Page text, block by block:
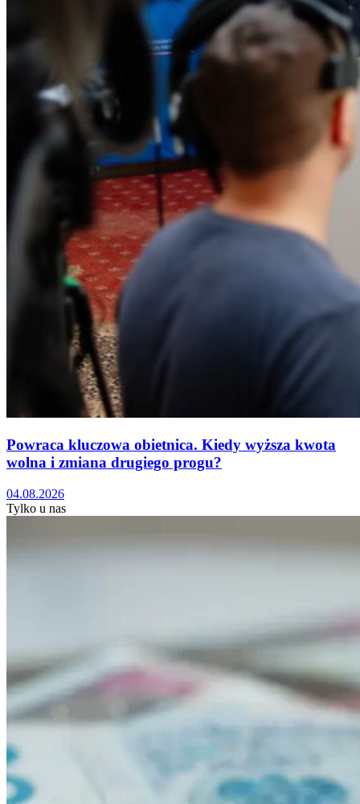
Powraca kluczowa obietnica. Kiedy wyższa kwota
wolna i zmiana drugiego progu?
04.08.2026
Tylko u nas